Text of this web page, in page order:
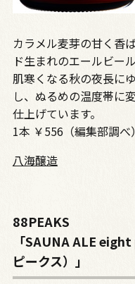
カラメル麦芽の甘く香
ド生まれのエールビール
肌寒くなる秋の夜長に
し、ぬるめの温度帯に
仕上げています。
1本 ￥556（編集部調べ）
八海醸造
88PEAKS
「SAUNA ALE
ピークス）」